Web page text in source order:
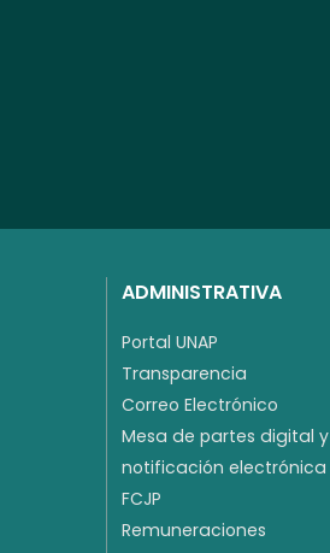
ADMINISTRATIVA
Portal UNAP
Transparencia
Correo Electrónico
Mesa de partes digital y
notificación electrónica
FCJP
Remuneraciones